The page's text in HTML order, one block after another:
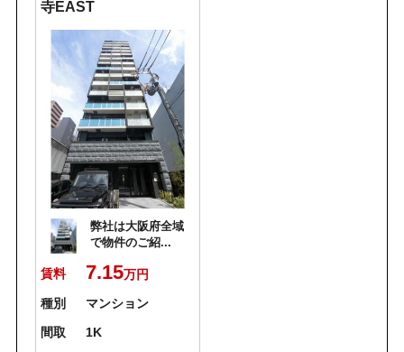
寺EAST
弊社は大阪府全域
で物件のご紹...
賃料 7.15万円
種別
マンション
間取
1K